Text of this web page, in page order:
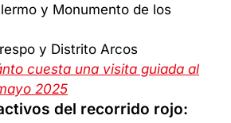
y Monumento de los
y Distrito Arcos
cuesta una visita guiada al
2025
del recorrido rojo: